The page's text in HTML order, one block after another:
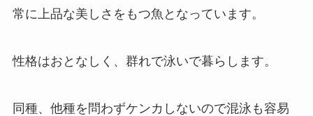
常に上品な美しさをもつ魚となっています。
性格はおとなしく、群れで泳いで暮らします。
同種、他種を問わずケンカしないので混泳も容易